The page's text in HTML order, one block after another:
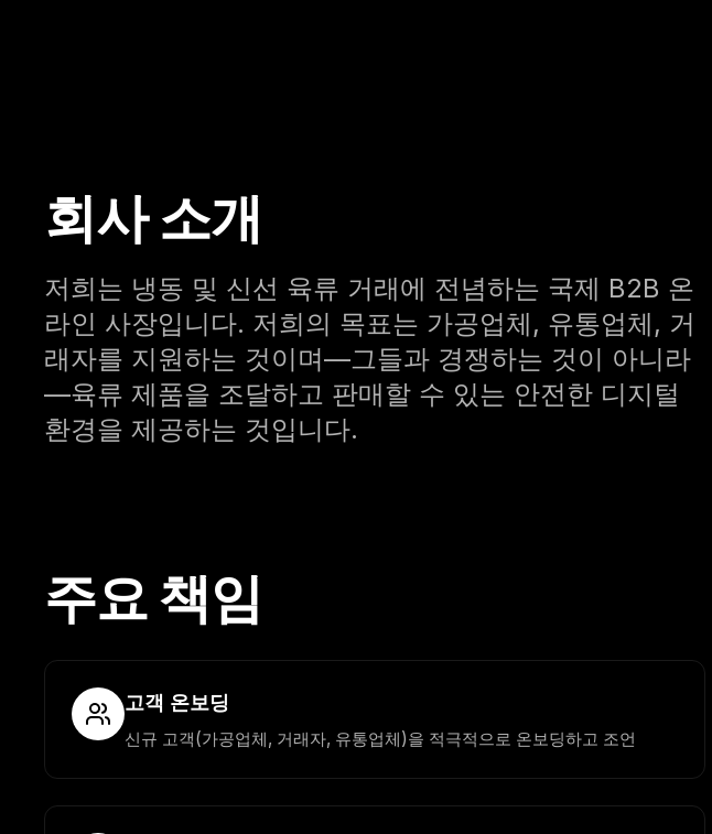
회사 소개
저희는 냉동 및 신선 육류 거래에 전념하는 국제 B2B 온
라인 사장입니다. 저희의 목표는 가공업체, 유통업체, 거
래자를 지원하는 것이며—그들과 경쟁하는 것이 아니라
—육류 제품을 조달하고 판매할 수 있는 안전한 디지털
환경을 제공하는 것입니다.
주요 책임
고객 온보딩
신규 고객(가공업체, 거래자, 유통업체)을 적극적으로 온보딩하고 조언